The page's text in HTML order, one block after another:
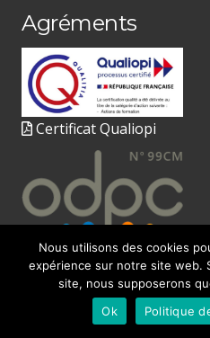
Agréments
Certificat Qualiopi
© 2020 FORM’IDEL
Nous utilisons des cookies
expérience sur notre site web.
site, nous supposerons
Ok
Politique